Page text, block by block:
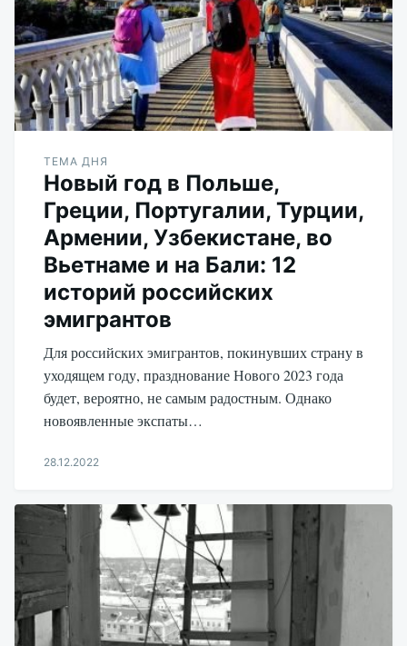
ТЕМА ДНЯ
Новый год в Польше,
Греции, Португалии, Турции,
Армении, Узбекистане, во
Вьетнаме и на Бали: 12
историй российских
эмигрантов
Для российских эмигрантов, покинувших страну в
уходящем году, празднование Нового 2023 года
будет, вероятно, не самым радостным. Однако
новоявленные экспаты…
Udikov
28.12.2022